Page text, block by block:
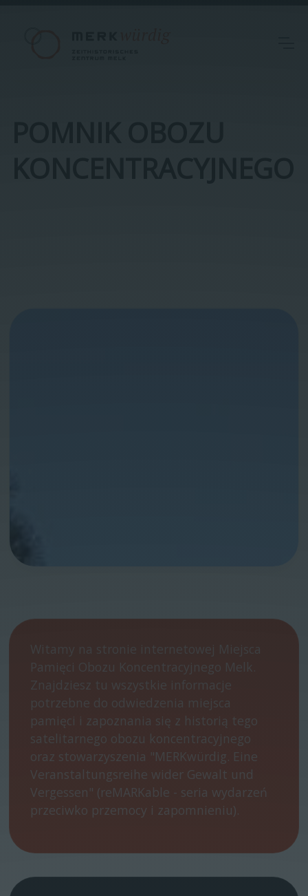
Witamy na stronie internetowej Miejsca
Pamięci Obozu Koncentracyjnego Melk.
Znajdziesz tu wszystkie informacje
potrzebne do odwiedzenia miejsca
pamięci i zapoznania się z historią tego
satelitarnego obozu koncentracyjnego
oraz stowarzyszenia "MERKwürdig. Eine
Veranstaltungsreihe wider Gewalt und
Vergessen" (reMARKable - seria wydarzeń
przeciwko przemocy i zapomnieniu).